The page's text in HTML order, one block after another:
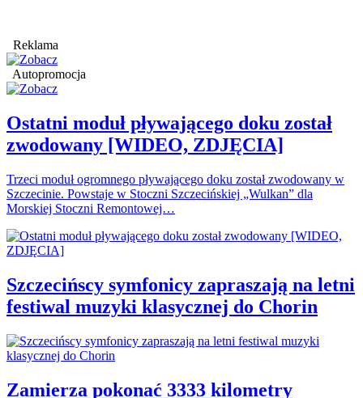
Reklama
Autopromocja
Ostatni moduł pływającego doku został
zwodowany [WIDEO, ZDJĘCIA]
Trzeci moduł ogromnego pływającego doku został zwodowany w
Szczecinie. Powstaje w Stoczni Szczecińskiej „Wulkan” dla
Morskiej Stoczni Remontowej…
Szczecińscy symfonicy zapraszają na letni
festiwal muzyki klasycznej do Chorin
Zamierza pokonać 3333 kilometry